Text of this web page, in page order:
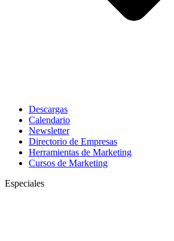
Descargas
Calendario
Newsletter
Directorio de Empresas
Herramientas de Marketing
Cursos de Marketing
Especiales